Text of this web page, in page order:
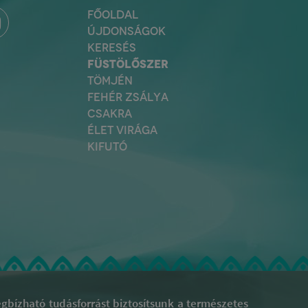
FŐOLDAL
ÚJDONSÁGOK
KERESÉS
FÜSTÖLŐSZER
TÖMJÉN
FEHÉR ZSÁLYA
CSAKRA
ÉLET VIRÁGA
KIFUTÓ
tudásforrást biztosítsunk a természetes